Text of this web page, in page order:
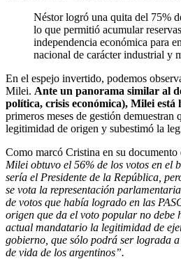
Néstor logró una quita del 75%
lo que permitió acumular
independencia económica para
nacional de carácter industrial y
En el espejo invertido, podemos
Milei. Ante un panorama similar al
política, crisis económica), Milei está
primeros meses de gestión demuestran
legitimidad de origen y subestimó la
Como marcó Cristina en su documento
Milei obtuvo el 56% de los votos en el
sería el Presidente de la República,
se vota la representación
de votos que había logrado en las
origen que da el voto popular no debe
actual mandatario la legitimidad de
gobierno, que sólo podrá ser lograda
de vida de los argentinos”.